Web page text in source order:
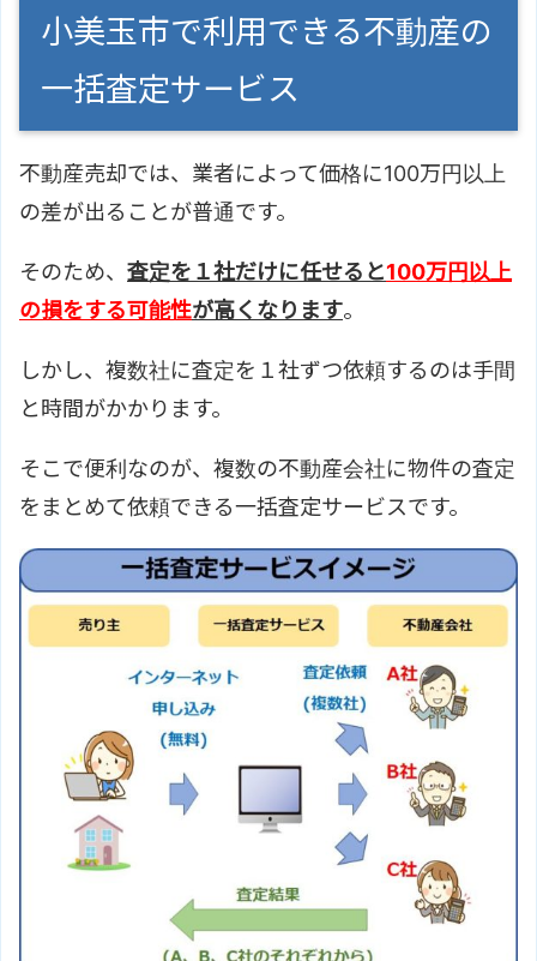
小美玉市で利用できる不動産の
一括査定サービス
不動産売却では、業者によって価格に100万円以上
の差が出ることが普通です。
そのため、 査定を１社だけに任せると100万円以上
の損をする可能性が高くなります。
しかし、複数社に査定を１社ずつ依頼するのは手間
と時間がかかります。
そこで便利なのが、複数の不動産会社に物件の査定
をまとめて依頼できる一括査定サービスです。